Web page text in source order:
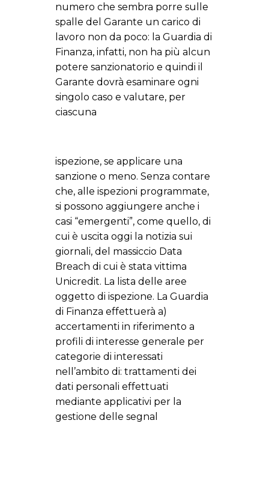
numero che sembra porre sulle
spalle del Garante un carico di
lavoro non da poco: la Guardia di
Finanza, infatti, non ha più alcun
potere sanzionatorio e quindi il
Garante dovrà esaminare ogni
singolo caso e valutare, per
ciascuna
ispezione, se applicare una
sanzione o meno. Senza contare
che, alle ispezioni programmate,
si possono aggiungere anche i
casi “emergenti”, come quello, di
cui è uscita oggi la notizia sui
giornali, del massiccio Data
Breach di cui è stata vittima
Unicredit. La lista delle aree
oggetto di ispezione. La Guardia
di Finanza effettuerà a)
accertamenti in riferimento a
profili di interesse generale per
categorie di interessati
nell’ambito di: trattamenti dei
dati personali effettuati
mediante applicativi per la
gestione delle segnal